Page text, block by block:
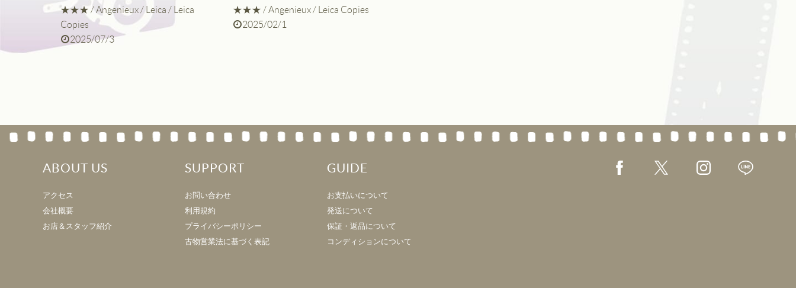
★★★ /Angenieux/ Leica / Leica
Copies
2025/07/3
★★★ /Angenieux/ Leica Copies
2025/02/1
ABOUT US
アクセス
会社概要
お店＆スタッフ紹介
SUPPORT
お問い合わせ
利用規約
プライバシーポリシー
古物営業法に基づく表記
GUIDE
お支払いについて
発送について
保証・返品について
コンディションについて